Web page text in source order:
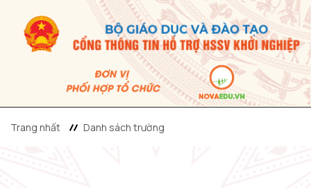
Trang nhất Danh sách trường